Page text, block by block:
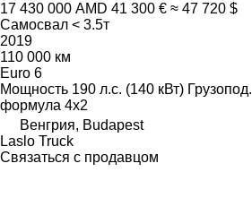
17 430 000 AMD 41 300 € ≈ 47 720 $
Самосвал < 3.5т
2019
110 000 км
Euro 6
Мощность 190 л.с. (140 кВт) Грузопод.
формула 4x2
Венгрия, Budapest
Laslo Truck
Связаться с продавцом